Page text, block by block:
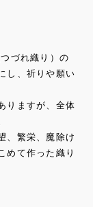
づれ織り）の
し、祈りや願い
りますが、全体
、繁栄、魔除け
めて作った織り